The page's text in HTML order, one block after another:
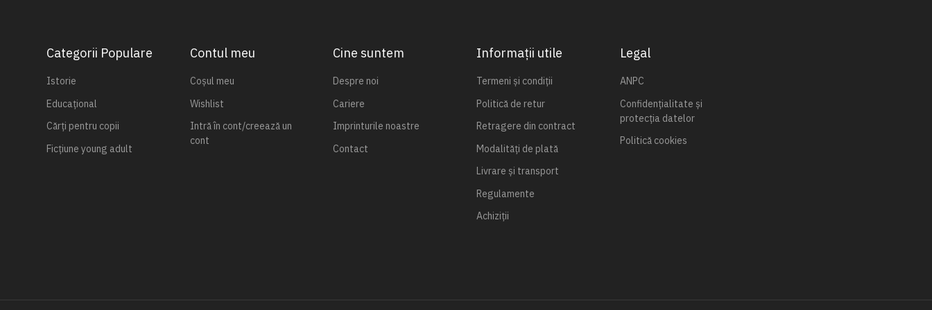
Categorii Populare
Istorie
Educațional
Cărți pentru copii
Ficțiune young adult
Contul meu
Coșul meu
Wishlist
Intră în cont/creează un
cont
Cine suntem
Despre noi
Cariere
Imprinturile noastre
Contact
Informații utile
Termeni și condiții
Politică de retur
Retragere din contract
Modalități de plată
Livrare și transport
Regulamente
Achiziții
Legal
ANPC
Confidențialitate și
protecția datelor
Politică cookies